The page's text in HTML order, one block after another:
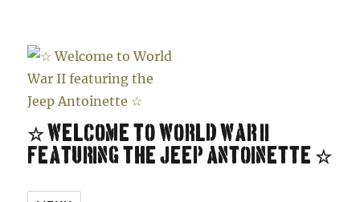
☆ Welcome to World War II
featuring the Jeep Antoinette ☆